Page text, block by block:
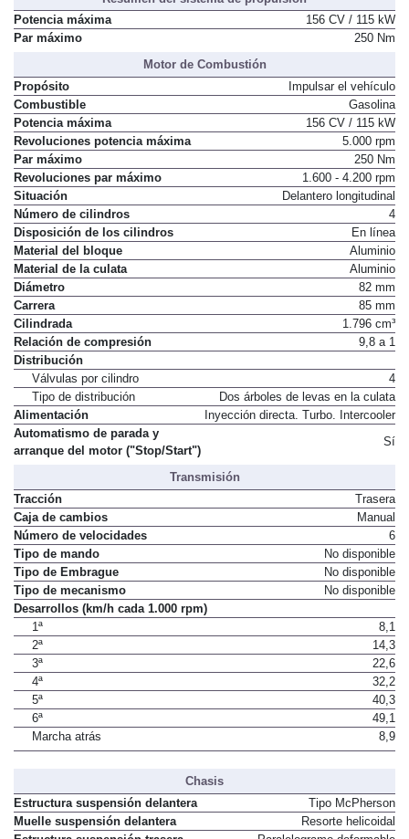
Potencia máxima
156 CV / 115 kW
Par máximo
250 Nm
Motor de Combustión
Propósito
Impulsar el vehículo
Combustible
Gasolina
Potencia máxima
156 CV / 115 kW
Revoluciones potencia máxima
5.000 rpm
Par máximo
250 Nm
Revoluciones par máximo
1.600 - 4.200 rpm
Situación
Delantero longitudinal
Número de cilindros
4
Disposición de los cilindros
En línea
Material del bloque
Aluminio
Material de la culata
Aluminio
Diámetro
82 mm
Carrera
85 mm
Cilindrada
1.796 cm³
Relación de compresión
9,8 a 1
Distribución
Válvulas por cilindro
4
Tipo de distribución
Dos árboles de levas en la culata
Alimentación
Inyección directa. Turbo. Intercooler
Automatismo de parada y
arranque del motor ("Stop/Start")
Sí
Transmisión
Tracción
Trasera
Caja de cambios
Manual
Número de velocidades
6
Tipo de mando
No disponible
Tipo de Embrague
No disponible
Tipo de mecanismo
No disponible
Desarrollos (km/h cada 1.000 rpm)
1ª
8,1
2ª
14,3
3ª
22,6
4ª
32,2
5ª
40,3
6ª
49,1
Marcha atrás
8,9
Chasis
Estructura suspensión delantera
Tipo McPherson
Muelle suspensión delantera
Resorte helicoidal